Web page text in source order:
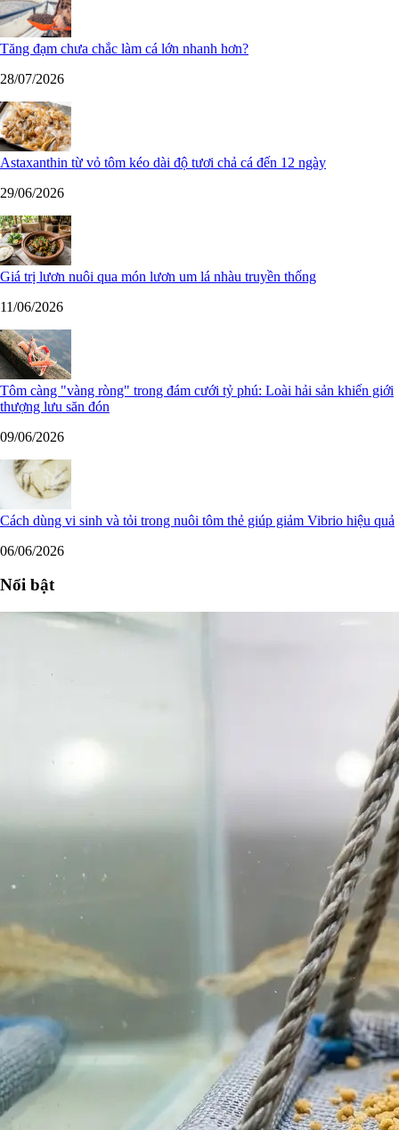
Tăng đạm chưa chắc làm cá lớn nhanh hơn?
28/07/2026
Astaxanthin từ vỏ tôm kéo dài độ tươi chả cá đến 12 ngày
29/06/2026
Giá trị lươn nuôi qua món lươn um lá nhàu truyền thống
11/06/2026
Tôm càng "vàng ròng" trong đám cưới tỷ phú: Loài hải sản khiến giới
thượng lưu săn đón
09/06/2026
Cách dùng vi sinh và tỏi trong nuôi tôm thẻ giúp giảm Vibrio hiệu quả
06/06/2026
Nổi bật